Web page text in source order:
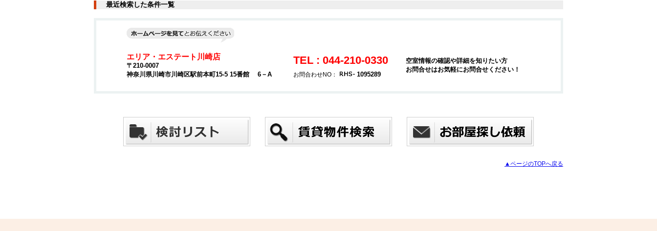
最近検索した条件一覧
エリア・エステート川崎店
〒210-0007
神奈川県川崎市川崎区駅前本町15-5 15番館 6－A
TEL : 044-210-0330
お問合わせNO： 1095289
空室情報の確認や詳細を知りたい方
お問合せはお気軽にお問合せください！
▲ページのTOPへ戻る